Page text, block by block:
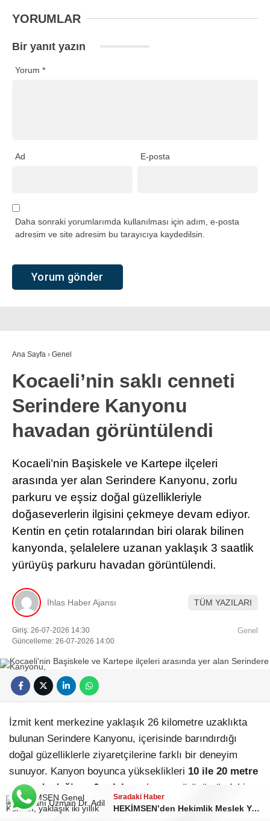
YORUMLAR
Bir yanıt yazın
Yorum *
Ad E-posta
Daha sonraki yorumlarımda kullanılması için adım, e-posta
adresim ve site adresim bu tarayıcıya kaydedilsin.
Ana Sayfa › Genel
Kocaeli’nin saklı cenneti
Serindere Kanyonu
havadan görüntülendi
Kocaeli’nin Başiskele ve Kartepe ilçeleri
arasında yer alan Serindere Kanyonu, zorlu
parkuru ve eşsiz doğal güzellikleriyle
doğaseverlerin ilgisini çekmeye devam ediyor.
Kentin en çetin rotalarından biri olarak bilinen
kanyonda, şelalelere uzanan yaklaşık 3 saatlik
yürüyüş parkuru havadan görüntülendi.
İhlas Haber Ajansı TÜM YAZILARI
Giriş: 26-07-2026 14:30
Güncelleme: 26-07-2026 14:00
Genel
İzmit kent merkezine yaklaşık 26 kilometre uzaklıkta
bulunan Serindere Kanyonu, içerisinde barındırdığı
doğal güzelliklerle ziyaretçilerine farklı bir deneyim
sunuyor. Kanyon boyunca yükseklikleri 10 ile 20 metre
arasında değişen 6 şelale
ve havuz görünümündeki
çok sayıda doğal gölet yer alıyor. Suyun ve yeşilin
Sıradaki Haber
HEKİMSEN’den Hekimlik Meslek Yasası çağrısı